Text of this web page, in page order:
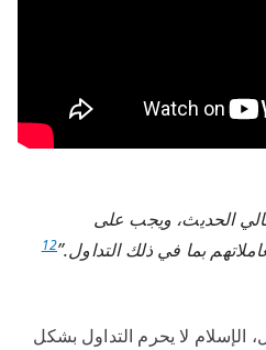
الحديث، ويجب على
بما في ذلك التداول.”12
الإسلام لا يحرم التداول بشكل